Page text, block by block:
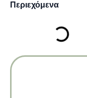
Περιεχόμενα